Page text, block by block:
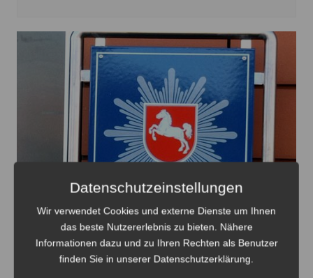
Datenschutzeinstellungen
Wir verwendet Cookies und externe Dienste um Ihnen
das beste Nutzererlebnis zu bieten. Nähere
Informationen dazu und zu Ihren Rechten als Benutzer
finden Sie in unserer Datenschutzerklärung.